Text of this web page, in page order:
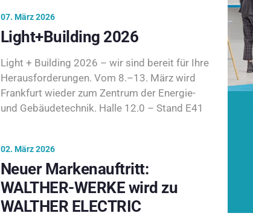
07. März 2026
Light+Building 2026
Light + Building 2026 – wir sind bereit für Ihre
Herausforderungen. Vom 8.–13. März wird
Frankfurt wieder zum Zentrum der Energie-
und Gebäudetechnik. Halle 12.0 – Stand E41
02. März 2026
Neuer Markenauftritt:
WALTHER-WERKE wird zu
WALTHER ELECTRIC